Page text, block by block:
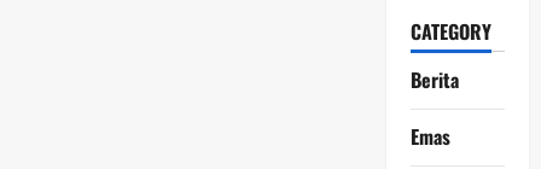
CATEGORY
Berita
Emas